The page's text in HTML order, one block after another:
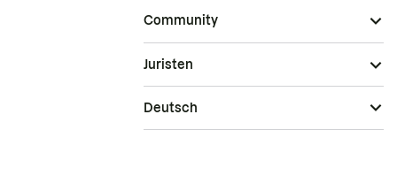
Community
Juristen
Deutsch